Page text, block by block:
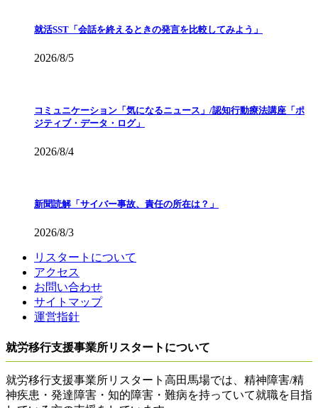
就活SST「会話を終えるときの発言を比較してみよう」
2026/8/5
コミュニケーション「気になるニュース」/認知行動療法講座「ポ
ジティブ・データ・ログ」
2026/8/4
新聞読解「サイバー事故、責任の所在は？」
2026/8/3
リスタートについて
アクセス
お問い合わせ
サイトマップ
運営指針
就労移行支援事業所リスタートについて
就労移行支援事業所リスタート高田馬場では、精神障害/精
神疾患・発達障害・知的障害・難病を持っていて就職を目指